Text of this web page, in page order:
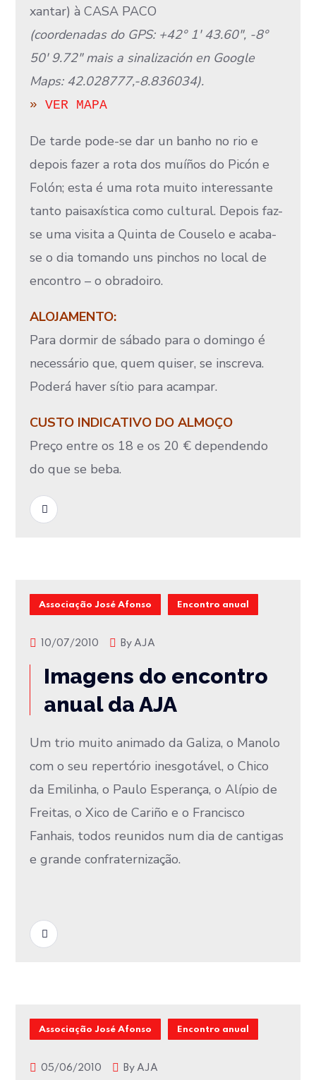
xantar) à CASA PACO
(coordenadas do GPS: +42° 1′ 43.60″, -8°
50′ 9.72″ mais a sinalización en Google
Maps: 42.028777,-8.836034).
»VER MAPA
De tarde pode-se dar un banho no rio e
depois fazer a rota dos muíños do Picón e
Folón; esta é uma rota muito interessante
tanto paisaxística como cultural. Depois faz-
se uma visita a Quinta de Couselo e acaba-
se o dia tomando uns pinchos no local de
encontro – o obradoiro.
ALOJAMENTO:
Para dormir de sábado para o domingo é
necessário que, quem quiser, se inscreva.
Poderá haver sítio para acampar.
CUSTO INDICATIVO DO ALMOÇO
Preço entre os 18 e os 20 € dependendo
do que se beba.
Associação José Afonso Encontro anual
10/07/2010 ByAJA
Imagens do encontro
anual da AJA
Um trio muito animado da Galiza, o Manolo
com o seu repertório inesgotável, o Chico
da Emilinha, o Paulo Esperança, o Alípio de
Freitas, o Xico de Cariño e o Francisco
Fanhais, todos reunidos num dia de cantigas
e grande confraternização.
Associação José Afonso Encontro anual
05/06/2010 ByAJA